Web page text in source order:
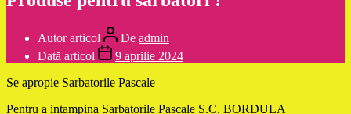
Autor articol De admin
Dată articol
9 aprilie 2024
Se apropie Sarbatorile Pascale
Pentru a intampina Sarbatorile Pascale S.C. BORDULA